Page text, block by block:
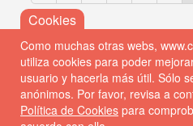
Como muchas otras webs,
utiliza cookies para poder
usuario y hacerla más útil. Sólo
anónimos. Por favor, revisa a
Política de Cookies para